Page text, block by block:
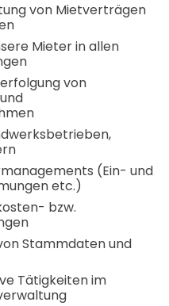
von Mietverträgen
Mieter in allen
von
(Ein- und
etc.)
bzw.
Stammdaten und
Tätigkeiten im